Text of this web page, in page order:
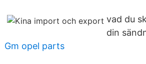
vad du
din
Gm opel parts